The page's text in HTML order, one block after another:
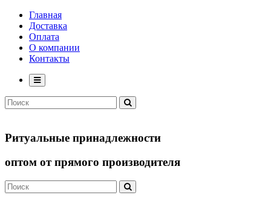
Главная
Доставка
Оплата
О компании
Контакты
Ритуальные принадлежности
оптом от прямого производителя